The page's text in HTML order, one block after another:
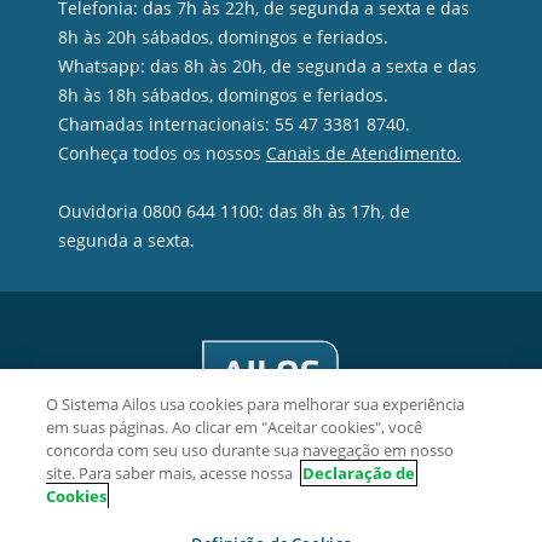
Telefonia: das 7h às 22h, de segunda a sexta e das
8h às 20h sábados, domingos e feriados.
Whatsapp: das 8h às 20h, de segunda a sexta e das
8h às 18h sábados, domingos e feriados.
Chamadas internacionais: 55 47 3381 8740.
Conheça todos os nossos Canais de Atendimento.
Ouvidoria 0800 644 1100: das 8h às 17h, de
segunda a sexta.
O Sistema Ailos usa cookies para melhorar sua experiência
em suas páginas. Ao clicar em "Aceitar cookies", você
concorda com seu uso durante sua navegação em nosso
site. Para saber mais, acesse nossa Declaração de
Cookies